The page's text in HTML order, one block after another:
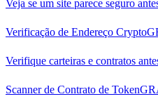
Veja se um site parece seguro
Verificação de Endereço Crypto
Verifique carteiras e contratos
Scanner de Contrato de Token